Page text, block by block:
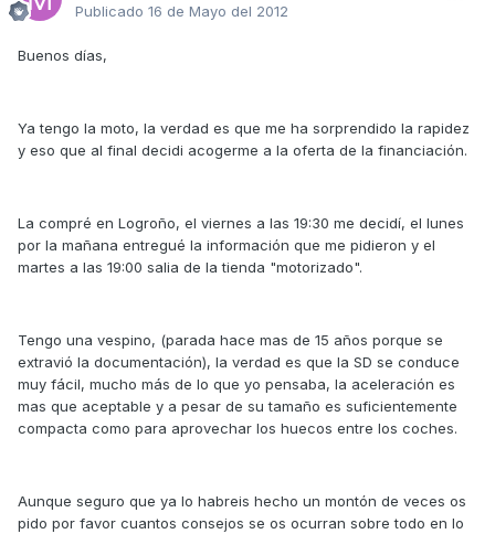
Publicado 16 de Mayo del 2012
Buenos días,
Ya tengo la moto, la verdad es que me ha sorprendido la rapidez
y eso que al final decidi acogerme a la oferta de la financiación.
La compré en Logroño, el viernes a las 19:30 me decidí, el lunes
por la mañana entregué la información que me pidieron y el
martes a las 19:00 salia de la tienda "motorizado".
Tengo una vespino, (parada hace mas de 15 años porque se
extravió la documentación), la verdad es que la SD se conduce
muy fácil, mucho más de lo que yo pensaba, la aceleración es
mas que aceptable y a pesar de su tamaño es suficientemente
compacta como para aprovechar los huecos entre los coches.
Aunque seguro que ya lo habreis hecho un montón de veces os
pido por favor cuantos consejos se os ocurran sobre todo en lo